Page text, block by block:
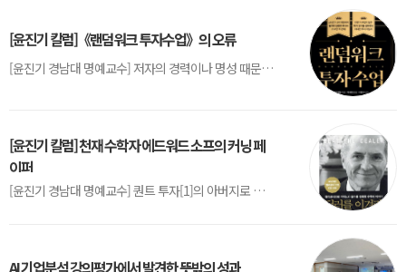
[윤진기 칼럼]《랜덤워크 투자수업》의 오류
[윤진기 경남대 명예교수] 저자의 경력이나 명성 때문인지 2020년에 번역 출판된 《랜덤워크 투자수업》(A Random Walk Down Wall Street) 12판은 표지부터가 거창하다. ‘45년간 12번 개정하며 철저히 검증한 투자서’, ‘전문가 부럽지 않은 투자 감각을 길러주는 위대한 투자지침서’ 라는 은빛 광고문구로 독자를 유혹한다.[1] 출판 50주...
[윤진기 칼럼] 천재 수학자 에드워드 소프의 커닝 페
이퍼
[윤진기 경남대 명예교수] 퀀트 투자[1]의 아버지로 불리는 에드워드 소프(Edward O. Thorp)는 수학계에서 천재로 알려진 인물이다. 그는 수학자이지만, 투자 업계에도 여러 가지 흥미로운 일화를 남겼다.수학을 이용하여 카지노를 이길 수 있는지가 궁금했던 그는 동료 교수가 소개해 준 블랙잭(Blackjack) 전략의 핵심을 손바닥 크기의 종이에 요...